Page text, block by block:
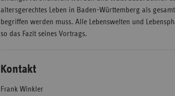
altersgerechtes Leben in Baden-Württemberg als
begriffen werden muss. Alle Lebenswelten und
so das Fazit seines Vortrags.
Kontakt
Frank Winkler